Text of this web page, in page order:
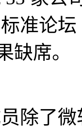
论坛
缺席。
除了微